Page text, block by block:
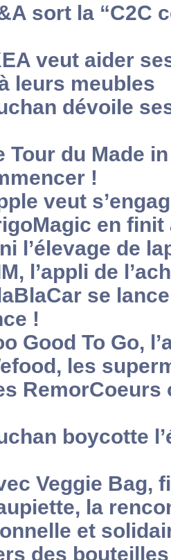
sort la “C2C
veut aider
leurs meubles
dévoile
Tour du Made
!
veut
en
l’élevage de
l’appli de
se
!
Good To Go,
les
RemorCoeurs
boycotte
Veggie Bag,
la
et
des